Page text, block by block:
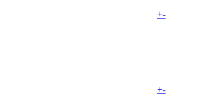
+-
+-